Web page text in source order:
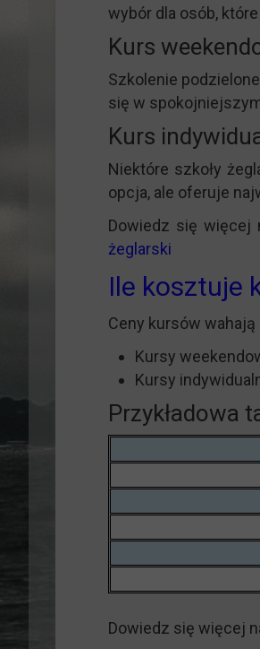
wybór dla osób,
Kurs
Szkolenie
się w
Kurs
Niektóre szkoły
opcja, ale oferuje
Dowiedz się więcej
żeglarski
Ile kosztuje
Ceny kursów wahają
Kursy
Kursy
Przykładowa
Dowiedz się więcej